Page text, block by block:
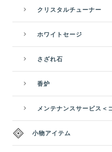
クリスタルチューナー
ホワイトセージ
さざれ石
香炉
メンテナンスサービス＜
小物アイテム